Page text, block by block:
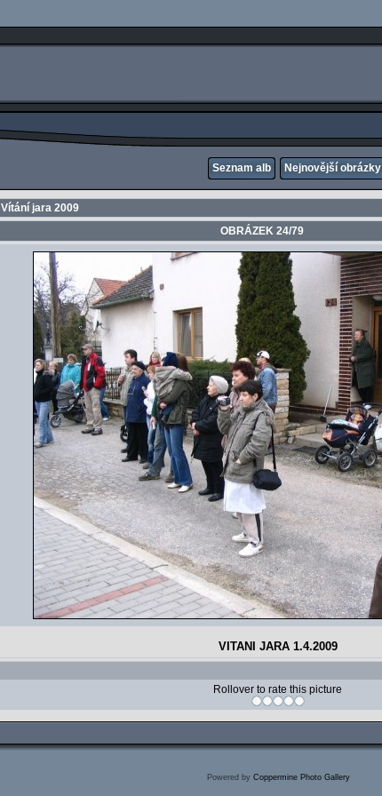
Seznam alb Nejnovější obrázky
Vítání jara 2009
OBRÁZEK 24/79
VITANI JARA 1.4.2009
Rollover to rate this picture
Powered by Coppermine Photo Gallery